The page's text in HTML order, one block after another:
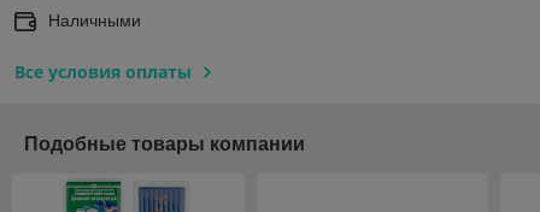
Наличными
Все условия оплаты
Подобные товары компании